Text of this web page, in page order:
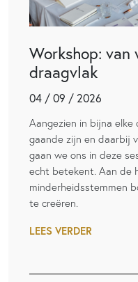
Workshop:
draagvlak
04 / 09 / 2026
Aangezien in bijna
gaande zijn en daarbij
gaan we ons in deze
echt betekent. Aan de
minderheidsstemmen
te creëren.
LEES VERDER